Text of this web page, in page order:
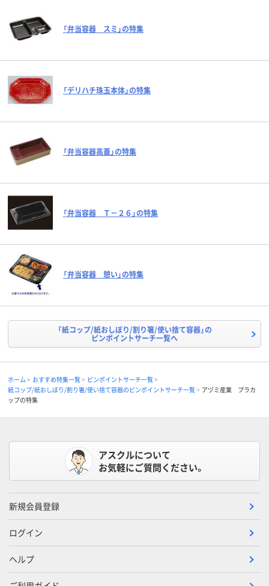
「弁当容器 スミ」の特集
「デリハチ珠玉本体」の特集
「弁当容器高蓋」の特集
「弁当容器 Ｔ－２６」の特集
「弁当容器 憩い」の特集
「紙コップ/紙おしぼり/割り箸/使い捨て容器」の
ピンポイントサーチ一覧へ
ホーム おすすめ特集一覧
ピンポイントサーチ一覧
紙コップ/紙おしぼり/割り箸/使い捨て容器のピンポイントサーチ一覧
アヅミ産業 プラカ
ップの特集
アスクルについて
お気軽にご質問ください。
新規会員登録
ログイン
ヘルプ